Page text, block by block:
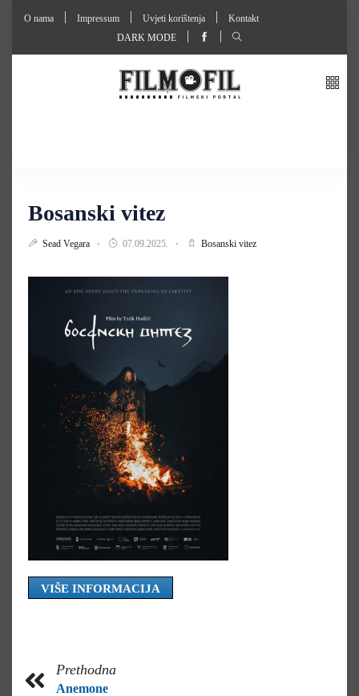
O nama Impressum Uvjeti korištenja
Kontakt
DARK MODE
Bosanski vitez
Sead Vegara 07.09.2025. Bosanski vitez
VIŠE INFORMACIJA
Prethodna
Anemone